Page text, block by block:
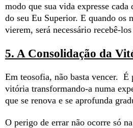
modo que sua vida expresse
do seu Eu Superior. E quando os
vierem, será necessário recebê-
5. A Consolidação da
Em teosofia, não basta vencer. É
vitória transformando-a numa
que se renova e se aprofunda
O perigo de errar não ocorre só